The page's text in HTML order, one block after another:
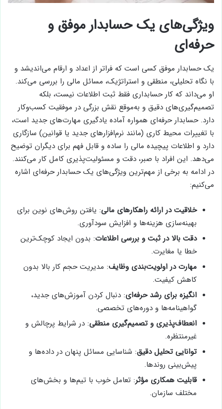
ویژگی‌های یک حسابدار موفق و
حرفه‌ای
یک حسابدار موفق کسی است که فراتر از اعداد و ارقام می‌اندیشد و
با نگاه تحلیلی، منطقی و استراتژیک، مسائل مالی را بررسی می‌کند.
او می‌داند که کار حسابداری فقط ثبت اطلاعات نیست، بلکه
تصمیم‌گیری‌های دقیق و به‌موقع نقش بزرگی در موفقیت کسب‌وکار
دارد. حسابدار حرفه‌ای همواره آماده یادگیری مهارت‌های جدید است،
با تغییرات محیط کاری (مانند نرم‌افزارهای جدید یا قوانین) سازگاری
دارد و اطلاعات پیچیده مالی را ساده و قابل فهم برای دیگران توضیح
می‌دهد. این افراد با صبر، دقت و مسئولیت‌پذیری کامل کار می‌کنند.
در ادامه به برخی از مهم‌ترین ویژگی‌های یک حسابدار حرفه‌ای اشاره
می‌کنیم:
خلاقیت در ارائه راهکارهای مالی: یافتن روش‌های نوین برای
بهینه‌سازی هزینه‌ها و افزایش سودآوری.
دقت بالا در ثبت و بررسی اطلاعات: بدون ایجاد کوچک‌ترین
خطا یا مغایرت.
مهارت در اولویت‌بندی وظایف: مدیریت حجم کار بالا بدون
کاهش کیفیت.
انگیزه برای رشد حرفه‌ای: دنبال کردن آموزش‌های جدید،
گواهینامه‌ها و دوره‌های تخصصی.
انعطاف‌پذیری و تصمیم‌گیری منطقی: در شرایط پرچالش و
غیرمنتظره.
توانایی تحلیل دقیق: شناسایی مسائل پنهان در داده‌ها و
پیش‌بینی روندها.
قابلیت همکاری مؤثر: تعامل خوب با تیم‌ها و بخش‌های
مختلف سازمان.